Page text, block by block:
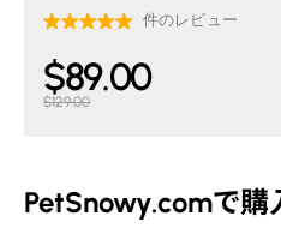
Current price $89.00.
$89.00
$129.00
PetSnowy.comで購